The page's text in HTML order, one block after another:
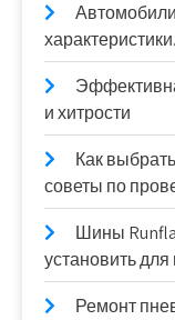
характеристики.
и хитрости
Как
советы по
Шины
установить
Ремонт